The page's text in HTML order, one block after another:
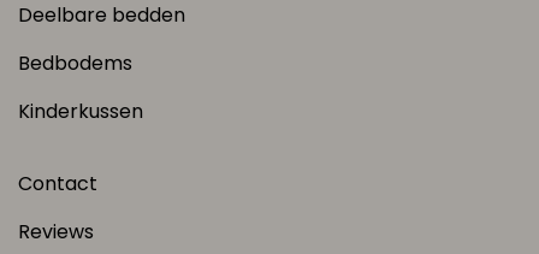
Deelbare bedden
Bedbodems
Kinderkussen
Contact
Reviews